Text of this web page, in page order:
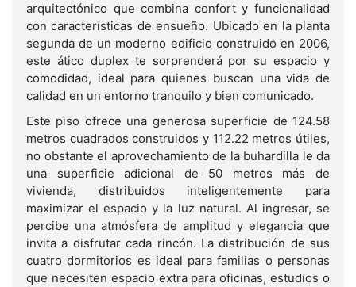
arquitectónico que combina confort y funcionalidad
con características de ensueño. Ubicado en la planta
segunda de un moderno edificio construido en 2006,
este ático duplex te sorprenderá por su espacio y
comodidad, ideal para quienes buscan una vida de
calidad en un entorno tranquilo y bien comunicado.
Este piso ofrece una generosa superficie de 124.58
metros cuadrados construidos y 112.22 metros útiles,
no obstante el aprovechamiento de la buhardilla le da
una superficie adicional de 50 metros más de
vivienda, distribuidos inteligentemente para
maximizar el espacio y la luz natural. Al ingresar, se
percibe una atmósfera de amplitud y elegancia que
invita a disfrutar cada rincón. La distribución de sus
cuatro dormitorios es ideal para familias o personas
que necesiten espacio extra para oficinas, estudios o